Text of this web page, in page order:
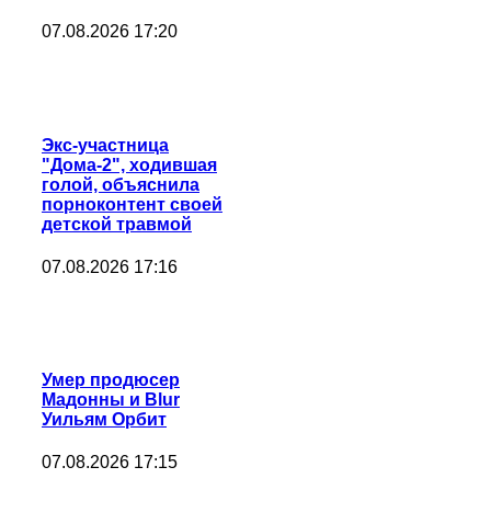
07.08.2026 17:20
Экс-участница
"Дома-2", ходившая
голой, объяснила
порноконтент своей
детской травмой
07.08.2026 17:16
Умер продюсер
Мадонны и Blur
Уильям Орбит
07.08.2026 17:15